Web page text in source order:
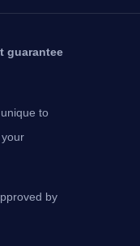
guarantee
to
by